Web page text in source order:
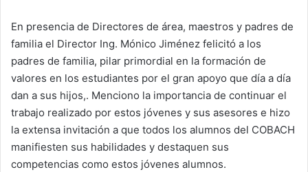
En presencia de Directores de área, maestros y padres de
familia el Director Ing. Mónico Jiménez felicitó a los
padres de familia, pilar primordial en la formación de
valores en los estudiantes por el gran apoyo que día a día
dan a sus hijos,. Menciono la importancia de continuar el
trabajo realizado por estos jóvenes y sus asesores e hizo
la extensa invitación a que todos los alumnos del COBACH
manifiesten sus habilidades y destaquen sus
competencias como estos jóvenes alumnos.